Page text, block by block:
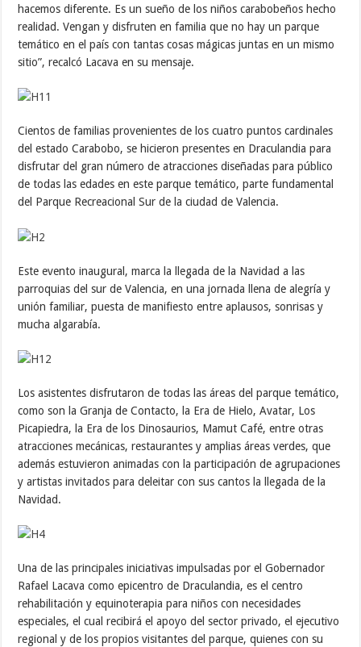
hacemos diferente. Es un sueño de los niños carabobeños hecho
realidad. Vengan y disfruten en familia que no hay un parque
temático en el país con tantas cosas mágicas juntas en un mismo
sitio”, recalcó Lacava en su mensaje.
Cientos de familias provenientes de los cuatro puntos cardinales
del estado Carabobo, se hicieron presentes en Draculandia para
disfrutar del gran número de atracciones diseñadas para público
de todas las edades en este parque temático, parte fundamental
del Parque Recreacional Sur de la ciudad de Valencia.
Este evento inaugural, marca la llegada de la Navidad a las
parroquias del sur de Valencia, en una jornada llena de alegría y
unión familiar, puesta de manifiesto entre aplausos, sonrisas y
mucha algarabía.
Los asistentes disfrutaron de todas las áreas del parque temático,
como son la Granja de Contacto, la Era de Hielo, Avatar, Los
Picapiedra, la Era de los Dinosaurios, Mamut Café, entre otras
atracciones mecánicas, restaurantes y amplias áreas verdes, que
además estuvieron animadas con la participación de agrupaciones
y artistas invitados para deleitar con sus cantos la llegada de la
Navidad.
Una de las principales iniciativas impulsadas por el Gobernador
Rafael Lacava como epicentro de Draculandia, es el centro
rehabilitación y equinoterapia para niños con necesidades
especiales, el cual recibirá el apoyo del sector privado, el ejecutivo
regional y de los propios visitantes del parque, quienes con su